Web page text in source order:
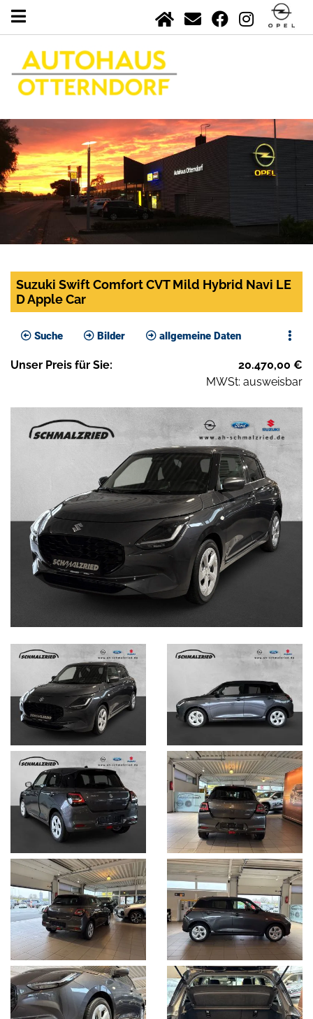
Suzuki Swift Comfort CVT Mild Hybrid Navi LE
D Apple Car
Suche Bilder allgemeine Daten
Unser Preis für Sie: 20.470,00 €
MWSt: ausweisbar